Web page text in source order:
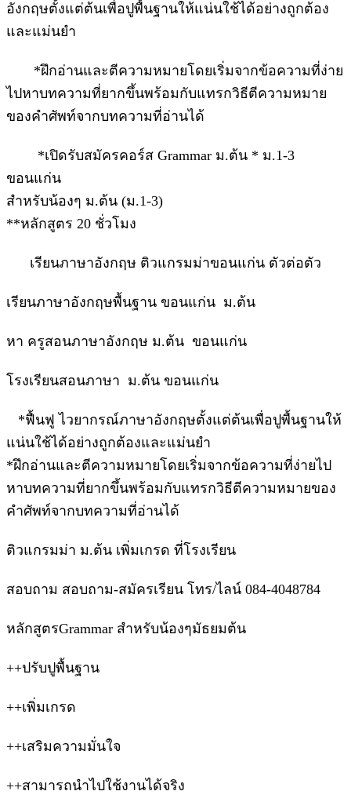
อังกฤษตั้งแต่ต้นเพื่อปูพื้นฐานให้แน่นใช้ได้อย่างถูกต้อง
และแม่นยำ
*ฝึกอ่านและตีความหมายโดยเริ่มจากข้อความที่ง่าย
ไปหาบทความที่ยากขึ้นพร้อมกับแทรกวิธีตีความหมาย
ของคำศัพท์จากบทความที่อ่านได้
*เปิดรับสมัครคอร์ส Grammar ม.ต้น * ม.1-3
ขอนแก่น
สำหรับน้องๆ ม.ต้น (ม.1-3)
**หลักสูตร 20 ชั่วโมง
เรียนภาษาอังกฤษ ติวแกรมม่าขอนแก่น ตัวต่อตัว
เรียนภาษาอังกฤษพื้นฐาน ขอนแก่น ม.ต้น
หา ครูสอนภาษาอังกฤษ ม.ต้น ขอนแก่น
โรงเรียนสอนภาษา ม.ต้น ขอนแก่น
*ฟื้นฟู ไวยากรณ์ภาษาอังกฤษตั้งแต่ต้นเพื่อปูพื้นฐานให้
แน่นใช้ได้อย่างถูกต้องและแม่นยำ
*ฝึกอ่านและตีความหมายโดยเริ่มจากข้อความที่ง่ายไป
หาบทความที่ยากขึ้นพร้อมกับแทรกวิธีตีความหมายของ
คำศัพท์จากบทความที่อ่านได้
ติวแกรมม่า ม.ต้น เพิ่มเกรด ที่โรงเรียน
สอบถาม สอบถาม-สมัครเรียน โทร/ไลน์ 084-4048784
หลักสูตรGrammar สำหรับน้องๆมัธยมต้น
++ปรับปูพื้นฐาน
++เพิ่มเกรด
++เสริมความมั่นใจ
++สามารถนำไปใช้งานได้จริง